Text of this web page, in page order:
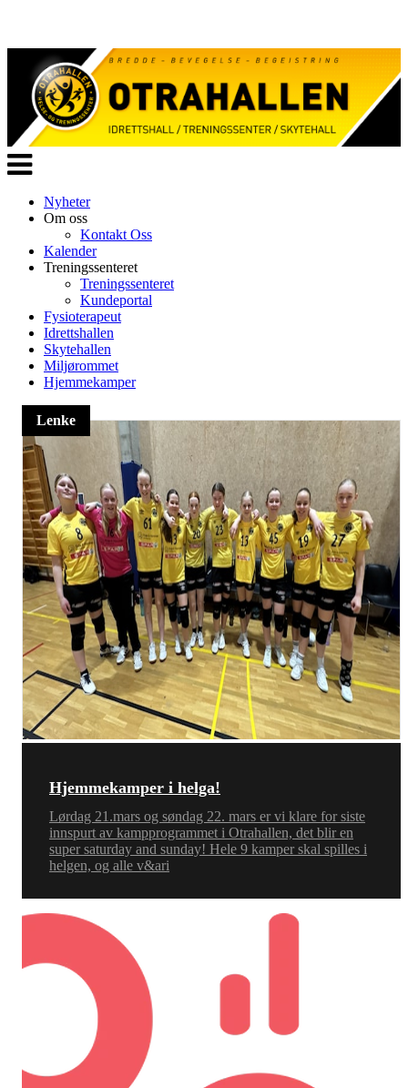
Veksle
navigasjon
Nyheter
Om oss
Kontakt Oss
Kalender
Treningssenteret
Treningssenteret
Kundeportal
Fysioterapeut
Idrettshallen
Skytehallen
Miljørommet
Hjemmekamper
Hjemmekamper i helga!
Lørdag 21.mars og søndag 22. mars er vi klare for siste
innspurt av kampprogrammet i Otrahallen, det blir en
super saturday and sunday! Hele 9 kamper skal spilles i
helgen, og alle v&ari
Lenke